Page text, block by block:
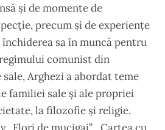
și de momente de
precum și de experiențe
sa în muncă pentru
comunist din
Arghezi a abordat teme
familiei sale și ale propriei
la filozofie și religie.